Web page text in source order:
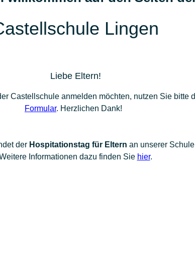
astellschule Lingen
Liebe Eltern!
Castellschule anmelden möchten, nutzen Sie bitte
Formular. Herzlichen Dank!
der Hospitationstag für Eltern an unserer
Informationen dazu finden Sie hier.